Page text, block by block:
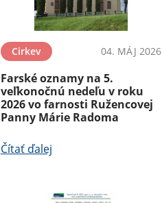
Cirkev 04. MÁJ 2026
Farské oznamy na 5.
veľkonočnú nedeľu v roku
2026 vo farnosti Ružencovej
Panny Márie Radoma
Čítať ďalej